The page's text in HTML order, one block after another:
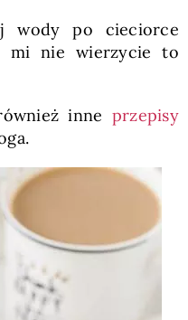
wody po cieciorce
mi nie wierzycie to
inne przepisy